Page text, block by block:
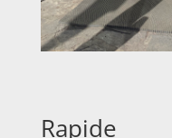
Rapide